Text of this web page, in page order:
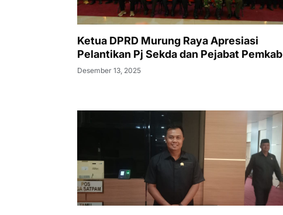
Ketua DPRD Murung Raya Apresiasi
Pelantikan Pj Sekda dan Pejabat Pemkab
Desember 13, 2025